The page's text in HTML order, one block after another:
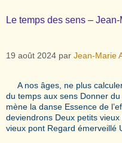
Le temps des sens –
19 août 2024 par Jean-Marie
A nos âges, ne plus
du temps aux sens Donner
mène la danse Essence de
deviendrons Deux petits vieux
vieux pont Regard